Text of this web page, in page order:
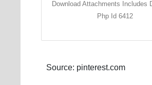
Download Attachments Includes
Php Id 6412
Source: pinterest.com